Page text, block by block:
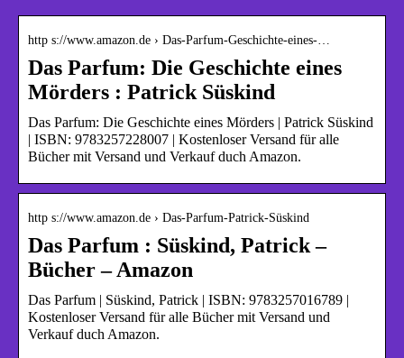
http s://www.amazon.de › Das-Parfum-Geschichte-eines-…
Das Parfum: Die Geschichte eines
Mörders : Patrick Süskind
Das Parfum: Die Geschichte eines Mörders | Patrick Süskind
| ISBN: 9783257228007 | Kostenloser Versand für alle
Bücher mit Versand und Verkauf duch Amazon.
http s://www.amazon.de › Das-Parfum-Patrick-Süskind
Das Parfum : Süskind, Patrick –
Bücher – Amazon
Das Parfum | Süskind, Patrick | ISBN: 9783257016789 |
Kostenloser Versand für alle Bücher mit Versand und
Verkauf duch Amazon.